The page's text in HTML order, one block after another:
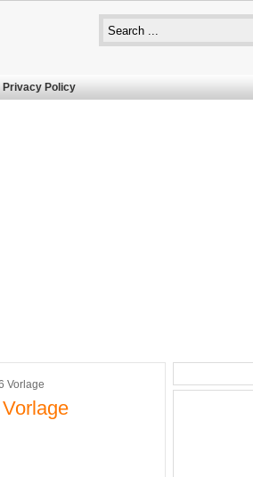
Privacy Policy
Vorlage